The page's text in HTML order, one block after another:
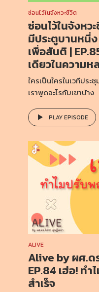
ซ่อนไว้ในจังหวะชีวิต
ซ่อนไว้ในจังหว
มีประตูบานหนึ่
เพื่อสันติ |
เดียวในความ
ใครเป็นใครในเวทีประ
เราพูดอะไรกับเขาบ้าง
PLAY EPISODE
ALIVE
Alive by ผศ.ด
EP.84 เฮ่อ! ท
สำเร็จ